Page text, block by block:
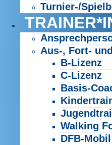
Turnier-/
Aus-, Fort-
B-Lizenz
C-Lizenz
Basis-
Walking
DFB-Mobil